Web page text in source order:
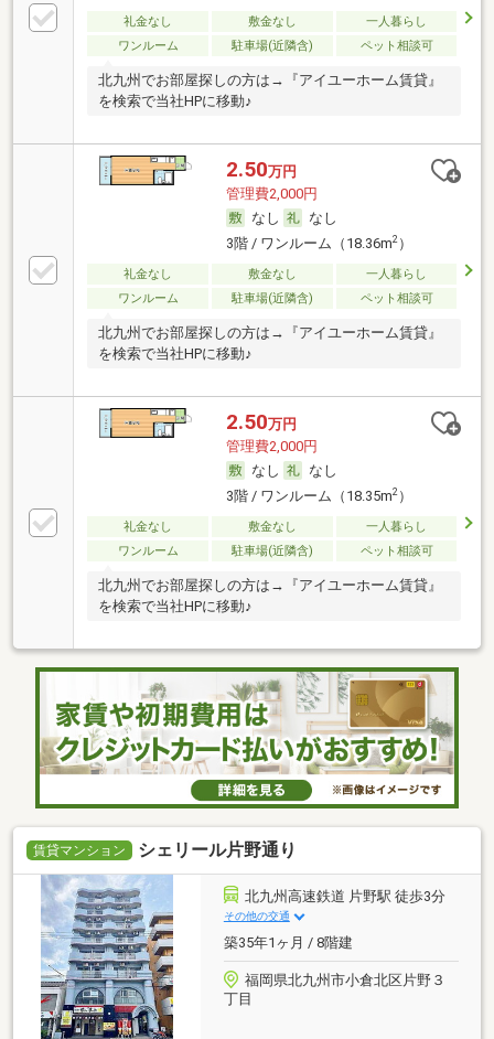
礼金なし 敷金なし
一人暮らし
ワンルーム
駐車場(近隣含) ペット相談可
北九州でお部屋探しの方は→『アイユーホーム賃貸』
を検索で当社HPに移動♪
2.50万円
管理費2,000円
なし
なし
3階 / ワンルーム（18.36m2）
礼金なし 敷金なし
一人暮らし
ワンルーム
駐車場(近隣含) ペット相談可
北九州でお部屋探しの方は→『アイユーホーム賃貸』
を検索で当社HPに移動♪
2.50万円
管理費2,000円
なし
なし
3階 / ワンルーム（18.35m2）
礼金なし 敷金なし
一人暮らし
ワンルーム
駐車場(近隣含) ペット相談可
北九州でお部屋探しの方は→『アイユーホーム賃貸』
を検索で当社HPに移動♪
賃貸マンション シェリール片野通り
北九州高速鉄道 片野駅 徒歩3分
その他の交通
築35年1ヶ月 / 8階建
福岡県北九州市小倉北区片野３
丁目